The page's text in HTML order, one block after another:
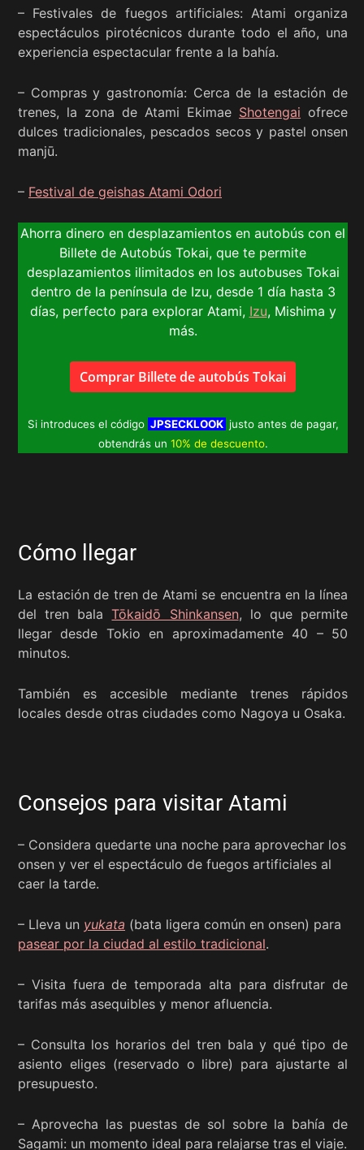
– Festivales de fuegos artificiales: Atami organiza
espectáculos pirotécnicos durante todo el año, una
experiencia espectacular frente a la bahía.
– Compras y gastronomía: Cerca de la estación de
trenes, la zona de Atami Ekimae Shotengai ofrece
dulces tradicionales, pescados secos y pastel onsen
manjū.
– Festival de geishas Atami Odori
Ahorra dinero en desplazamientos en autobús con el
Billete de Autobús Tokai, que te permite
desplazamientos ilimitados en los autobuses Tokai
dentro de la península de Izu, desde 1 día hasta 3
días, perfecto para explorar Atami, Izu, Mishima y
más.
Comprar Billete de autobús Tokai
Si introduces el código JPSECKLOOK justo antes de pagar,
obtendrás un 10% de descuento.
Cómo llegar
La estación de tren de Atami se encuentra en la línea
del tren balaTōkaidō Shinkansen, lo que permite
llegar desde Tokio en aproximadamente 40 – 50
minutos.
También es accesible mediante trenes rápidos
locales desde otras ciudades como Nagoya u Osaka.
Consejos para visitar Atami
– Considera quedarte una noche para aprovechar los
onsen y ver el espectáculo de fuegos artificiales al
caer la tarde.
– Lleva un yukata (bata ligera común en onsen) para
pasear por la ciudad al estilo tradicional.
– Visita fuera de temporada alta para disfrutar de
tarifas más asequibles y menor afluencia.
– Consulta los horarios del tren bala y qué tipo de
asiento eliges (reservado o libre) para ajustarte al
presupuesto.
– Aprovecha las puestas de sol sobre la bahía de
Sagami: un momento ideal para relajarse tras el viaje.